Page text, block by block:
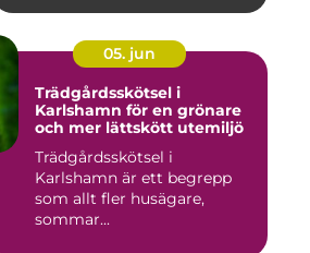
05. jun
Trädgårdsskötsel i
Karlshamn för en grönare
och mer lättskött utemiljö
Trädgårdsskötsel i
Karlshamn är ett begrepp
som allt fler husägare,
sommar...